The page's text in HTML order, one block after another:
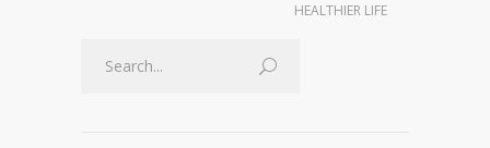
HEALTHIER LIFE